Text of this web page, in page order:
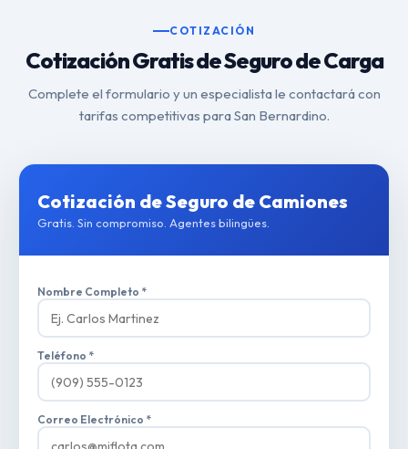
COTIZACIÓN
Cotización Gratis de Seguro de Carga
Complete el formulario y un especialista le contactará con
tarifas competitivas para San Bernardino.
Cotización de Seguro de Camiones
Gratis. Sin compromiso. Agentes bilingües.
Nombre Completo *
Teléfono *
Correo Electrónico *